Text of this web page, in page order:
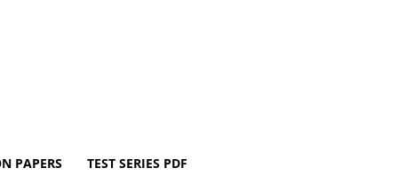
PAPERS TEST SERIES PDF